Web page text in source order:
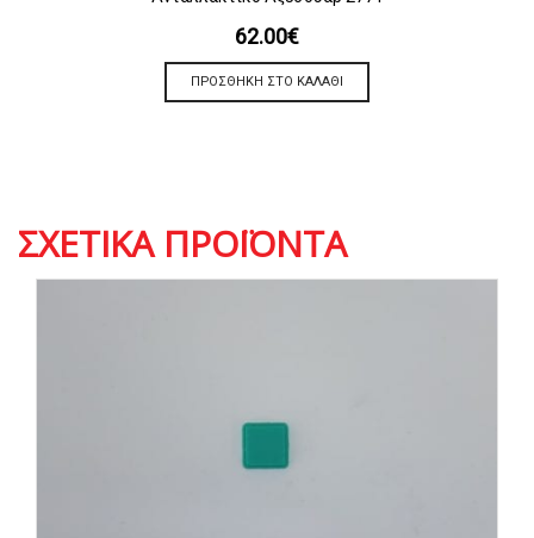
62.00€
ΠΡΟΣΘΉΚΗ ΣΤΟ ΚΑΛΆΘΙ
ΣΧΕΤΙΚΆ ΠΡΟΪΌΝΤΑ